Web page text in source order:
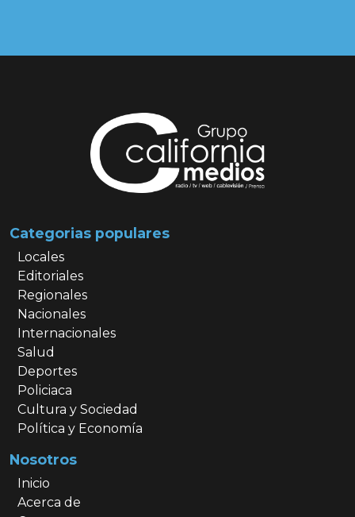
Categorias populares
Locales
Editoriales
Regionales
Nacionales
Internacionales
Salud
Deportes
Policiaca
Cultura y Sociedad
Política y Economía
Nosotros
Inicio
Acerca de